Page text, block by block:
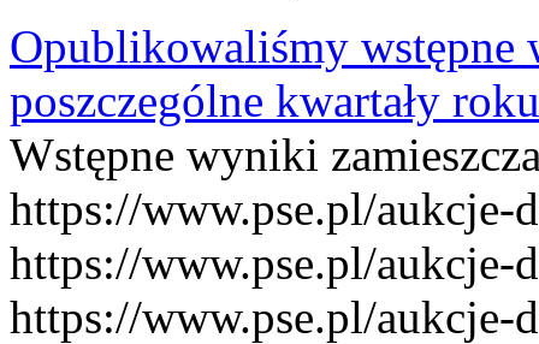
Opublikowaliśmy
poszczególne kwartały
Wstępne wyniki
https://www.pse.pl/aukcje-
https://www.pse.pl/aukcje-
https://www.pse.pl/aukcje-